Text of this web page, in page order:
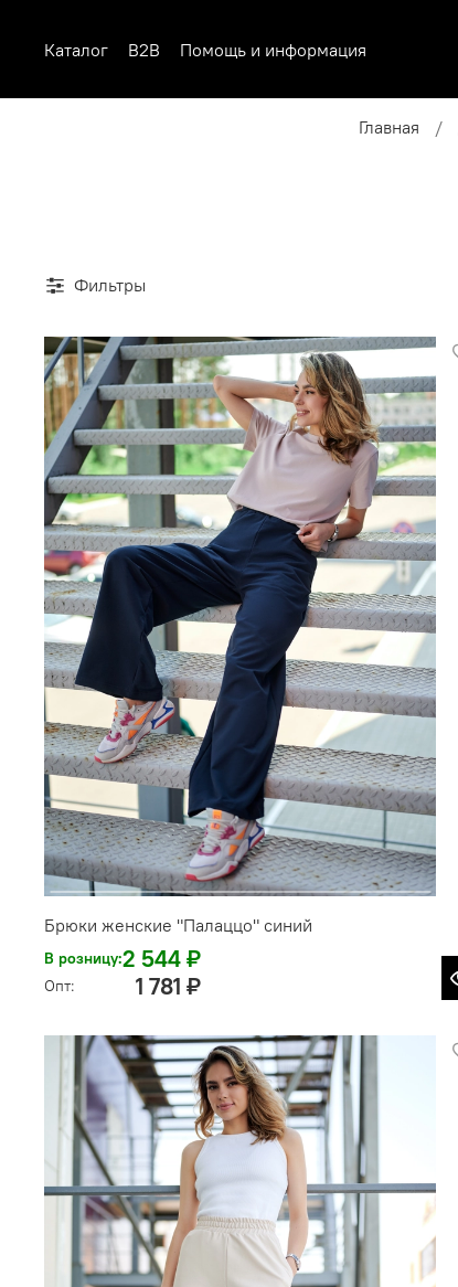
Каталог B2B Помощь и информация
Главная
Фильтры
Брюки женские "Палаццо" синий
В розницу:2 544 ₽
Опт: 1 781 ₽